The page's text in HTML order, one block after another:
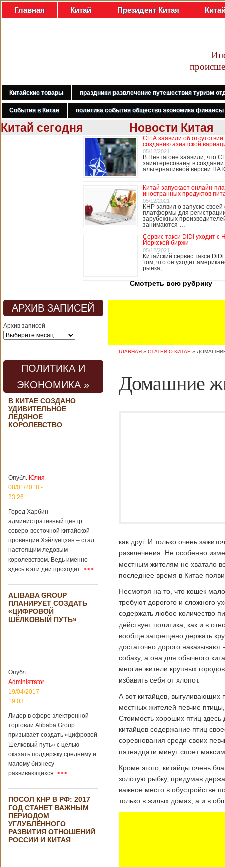
Главная Китай Президент Китая
Китайские товары праздники развлечение путешествия туризм
События в Китае политика события общество экономика финансы
Китай сегодня
чтобы власти
полностью
закрыли границу с
материковым
Китаем, что
короонавируса в
регионе.
протеста стало
профсоюзное
объединение
медицинских
работников. По
04/02/2020 - 15:45
Третий год
подряд Китай
становится
крупным
торговым
партнером
Германии
Как
свидетельствуют
данные, которые
Федеральным
статистическим
ведомством
Германии, в 2018
уже третий год
подряд. Объем
торговли между
Германией и
199,3 миллиарда
евро. Как
свидетельствуют
опубликованные
году размер
импорта из Китая
Подробнее...
21/02/2019 - 22:30
Китай и Россия
собираются
разрабатывать
тяжелый
вертолет
Новости Китая
США заявили об отсутствии
созданию азиатской
05/12/2021
В Пентагоне заявили, что
заинтересованы в создании
альтернативной версии
Китай запускает онлайн-
иностранных продуктов
05/12/2021
КНР заявил о запуске
платформы для
зарубежных
занимаются …
Сервис такси DiDi уходит с
Йоркской биржи
05/12/2021
Китайский сервис такси
том, что он уходит
рынка, …
Смотреть всю рубрику
АРХИВ ЗАПИСЕЙ
Архив записей
ПОЛИТИКА И
ЭКОНОМИКА »
В КИТАЕ СОЗДАНО
УДИВИТЕЛЬНОЕ
ЛЕДЯНОЕ
КОРОЛЕВСТВО
Опубл. Юлия
08/01/2018 -
23:26
Город Харбин –
административный центр
северо-восточной китайской
провинции Хэйлунцзян – стал
настоящим ледовым
королевством. Ведь именно
здесь в эти дни проходит >>>
ALIBABA GROUP
ПЛАНИРУЕТ СОЗДАТЬ
«ЦИФРОВОЙ
ШЁЛКОВЫЙ ПУТЬ»
Опубл.
Administrator
19/04/2017 -
19:03
Лидер в сфере электронной
торговли Alibaba Group
призывает создать «цифровой
Шёлковый путь» с целью
оказать поддержку среднему и
малому бизнесу
развивающихся >>>
ПОСОЛ КНР В РФ: 2017
ГОД СТАНЕТ ВАЖНЫМ
ПЕРИОДОМ
УГЛУБЛЁННОГО
РАЗВИТИЯ ОТНОШЕНИЙ
РОССИИ И КИТАЯ
ГЛАВНАЯ » СТАТЬИ О КИТАЕ »
Домашние
как друг. И только очень
развлечения. Не особенно
местным жителям не хватало
последнее время в Китае
Несмотря на то, что кошек
требуют дорогого и сложного
содержать любое количество
действует политика, как и в
вообще запрещено держать
достаточно дорого
собаку, а она для обычного
многие жители крупных
избавить себя от хлопот.
А вот китайцев, выгуливающих
местных жителей певчие
Стоимость хороших птиц
китайцев содержание птиц
соревнования среди своих
пятнадцати минут споет
Кроме этого, китайцы очень
золотую рыбку, придумав
важное место в обустройстве
только в жилых домах, а и в